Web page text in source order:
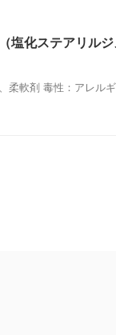
塩化ステアリル
軟剤 毒性：アレルギ